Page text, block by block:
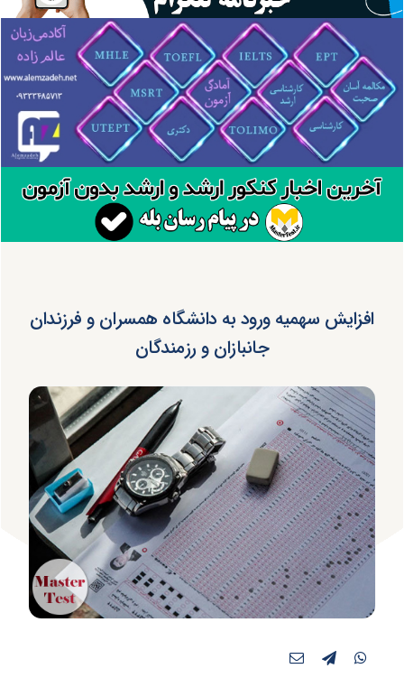
افزایش سهمیه ورود به دانشگاه همسران و فرزندان
جانبازان و رزمندگان